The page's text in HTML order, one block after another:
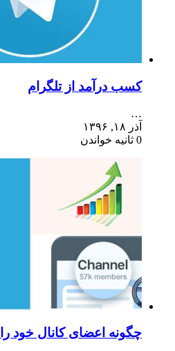
کسب درآمد از تلگرام
…
آذر ۱۸, ۱۳۹۶
0 ثانیه خواندن
چگونه اعضای کانال خود